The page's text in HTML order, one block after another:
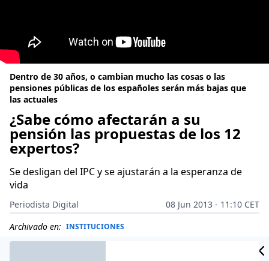
Dentro de 30 años, o cambian mucho las cosas o las
pensiones públicas de los españoles serán más bajas que
las actuales
¿Sabe cómo afectarán a su
pensión las propuestas de los 12
expertos?
Se desligan del IPC y se ajustarán a la esperanza de
vida
Periodista Digital
08 Jun 2013 - 11:10 CET
Archivado en: INSTITUCIONES